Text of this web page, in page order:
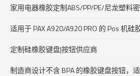
家用电器橡胶定制ABS/PP/PE/尼龙塑料
适用于 PAX A920/A920 PRO 的 Pos 机
定制硅橡胶键盘|按钮供应商
制造商设计不含 BPA 的橡胶键盘按钮，